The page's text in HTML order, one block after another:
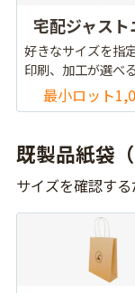
宅配ジャスト
好きなサイズを指定
印刷、加工が選べる
最小ロット
既製品紙袋
サイズを確認す